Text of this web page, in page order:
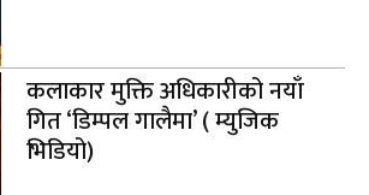
कलाकार मुक्ति अधिकारीको नयाँ
गित ‘डिम्पल गालैमा’ ( म्युजिक
भिडियो)